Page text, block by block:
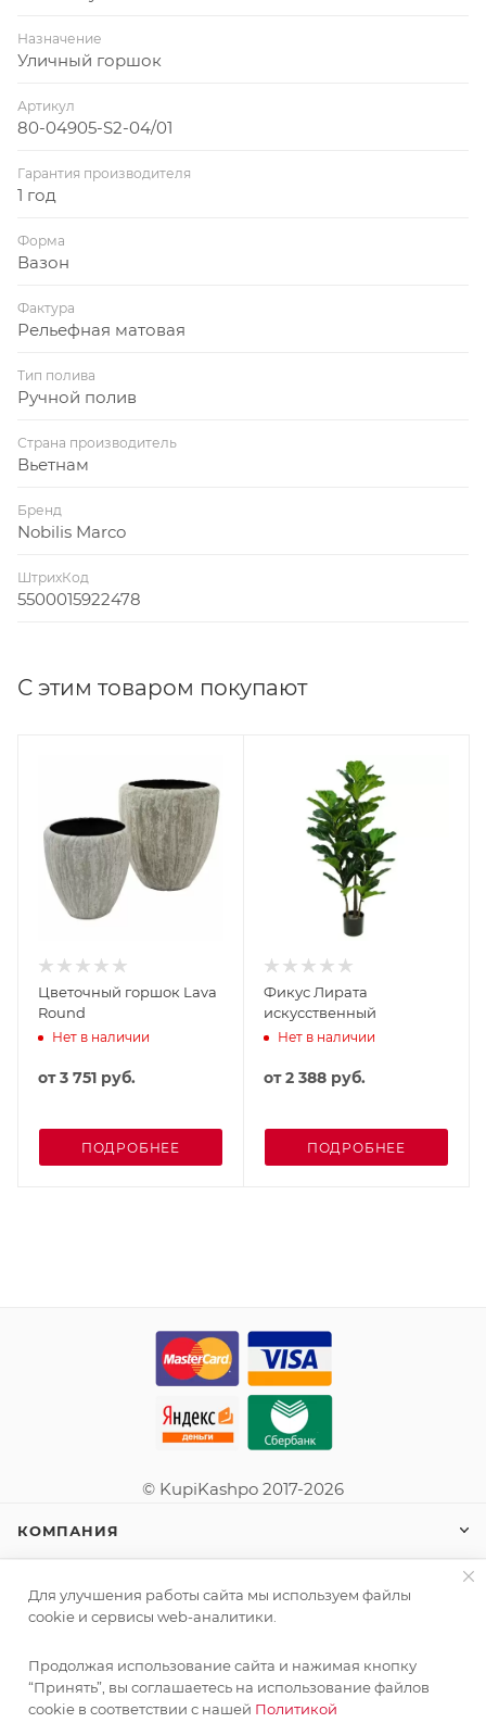
Назначение
Уличный горшок
Артикул
80-04905-S2-04/01
Гарантия производителя
1 год
Форма
Вазон
Фактура
Рельефная матовая
Тип полива
Ручной полив
Страна производитель
Вьетнам
Бренд
Nobilis Marco
ШтрихКод
5500015922478
С этим товаром покупают
Цветочный горшок Lava
Round
Нет в наличии
от3 751 руб.
ПОДРОБНЕЕ
Фикус Лирата
искусственный
Нет в наличии
от2 388 руб.
ПОДРОБНЕЕ
© KupiKashpo 2017-2026
КОМПАНИЯ
Для улучшения работы сайта мы используем файлы
cookie и сервисы web-аналитики.
Продолжая использование сайта и нажимая кнопку
“Принять”, вы соглашаетесь на использование файлов
cookie в соответствии с нашей Политикой